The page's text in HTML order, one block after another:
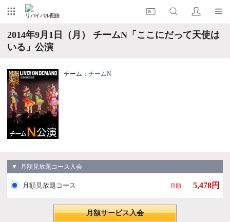
リバイバル配信
2014年9月1日（月） チームN「ここにだって天使は
いる」公演
チーム： チームN
▼ 月額見放題コース入会
月額見放題コース 月額 5,478円
月額サービス入会